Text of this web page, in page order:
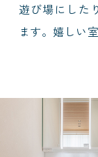
遊び場にした
ます。嬉しい